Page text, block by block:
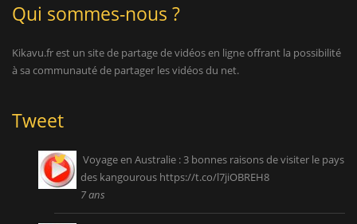
Qui sommes-nous ?
Kikavu.fr est un site de partage de vidéos en ligne offrant la possibilité
à sa communauté de partager les vidéos du net.
Tweet
Voyage en Australie : 3 bonnes raisons de visiter le pays
des kangourous https://t.co/l7jiOBREH8
7 ans